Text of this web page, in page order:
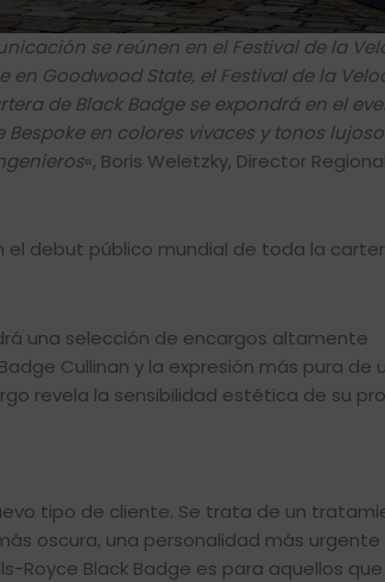
se reúnen en el Festival de la
Goodwood State, el Festival de la
de Black Badge se expondrá en el
en colores vivaces y tonos
«, Boris Weletzky, Director
el debut público mundial de toda la
una selección de encargos altamente
Cullinan y la expresión más pura de
revela la sensibilidad estética de su
tipo de cliente. Se trata de un
oscura, una personalidad más urgente
Royce Black Badge es para aquellos